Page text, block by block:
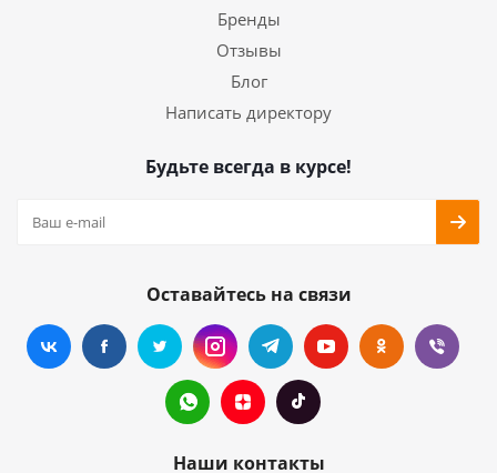
Бренды
Отзывы
Блог
Написать директору
Будьте всегда в курсе!
Оставайтесь на связи
Наши контакты